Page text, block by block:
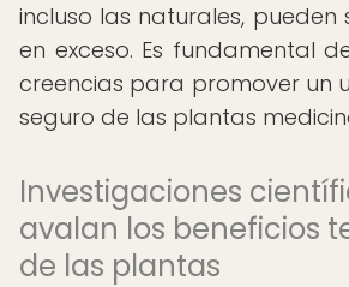
incluso las naturales, pueden
en exceso. Es fundamental
creencias para promover un
seguro de las plantas
Investigaciones
avalan los beneficios
de las plantas